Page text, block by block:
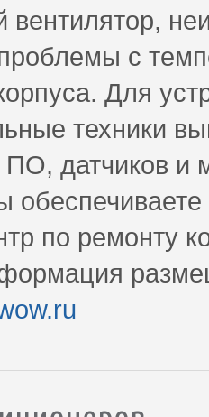
с
Для
техники
ПО, датчиков и
по ремонту